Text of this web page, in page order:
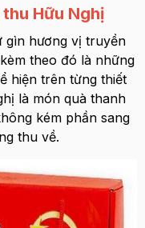
Hữu Nghị
gìn hương vị truyền
theo đó là những
hiện trên từng thiết
là món quà thanh
kém phần sang
thu về.